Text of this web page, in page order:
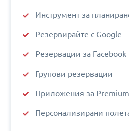
Инструмент за
Резервирайте с Google
Резервации за
Групови резервации
Приложения за Premium
Персонализирани